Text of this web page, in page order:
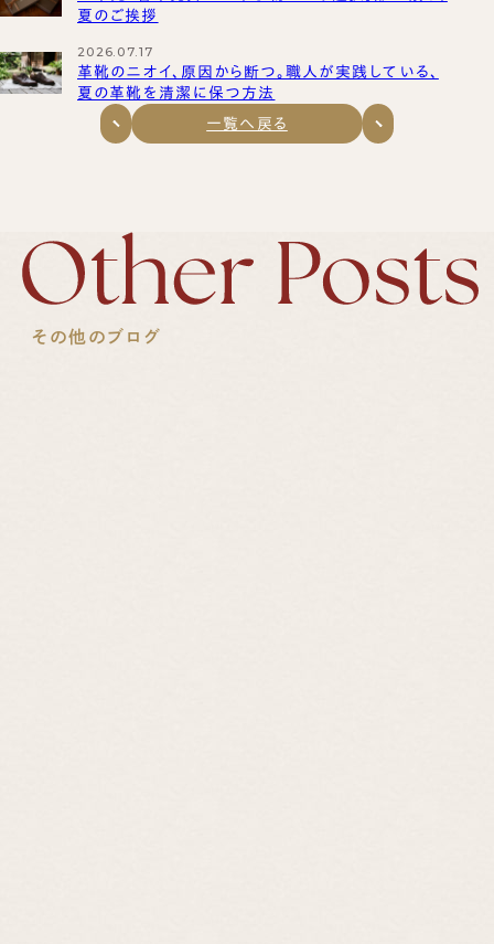
夏のご挨拶
2026.07.17
革靴のニオイ、原因から断つ。職人が実践している、
夏の革靴を清潔に保つ方法
一覧へ戻る
その他のブログ